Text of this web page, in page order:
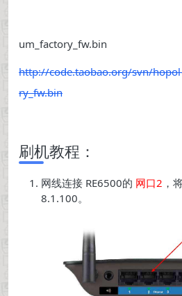
um_factory_fw.bin
http://code.taobao.org/svn/
ry_fw.bin
刷机教程：
网线连接 RE6500的 网口2 ，
8.1.100。